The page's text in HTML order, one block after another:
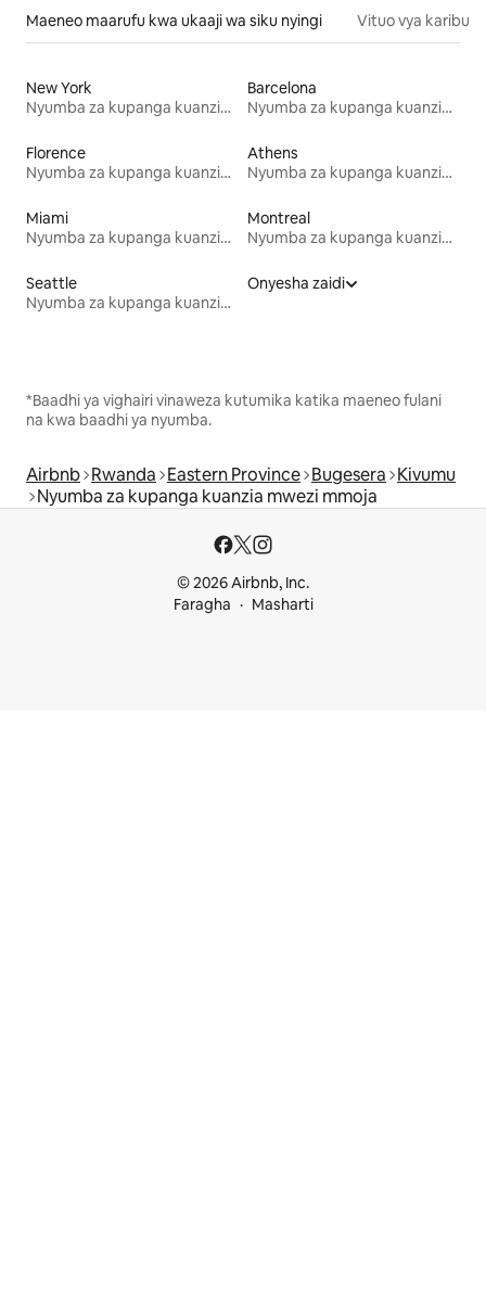
Maeneo maarufu kwa ukaaji wa siku nyingi Vituo vya karibu
New York
Nyumba za kupanga kuanzia mwezi mmoja
Barcelona
Nyumba za kupanga kuanzia mwezi mmoja
Florence
Nyumba za kupanga kuanzia mwezi mmoja
Athens
Nyumba za kupanga kuanzia mwezi mmoja
Miami
Nyumba za kupanga kuanzia mwezi mmoja
Montreal
Nyumba za kupanga kuanzia mwezi mmoja
Seattle
Nyumba za kupanga kuanzia mwezi mmoja
Onyesha zaidi
*Baadhi ya vighairi vinaweza kutumika katika maeneo fulani
na kwa baadhi ya nyumba.
Airbnb Rwanda Eastern Province Bugesera Kivumu
Nyumba za kupanga kuanzia mwezi mmoja
© 2026 Airbnb, Inc.
Faragha
Masharti